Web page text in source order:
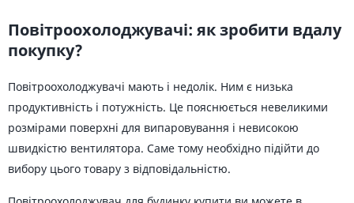
Повітроохолоджувачі: як зробити вдалу
покупку?
Повітроохолоджувачі мають і недолік. Ним є низька
продуктивність і потужність. Це пояснюється невеликими
розмірами поверхні для випаровування і невисокою
швидкістю вентилятора. Саме тому необхідно підійти до
вибору цього товару з відповідальністю.